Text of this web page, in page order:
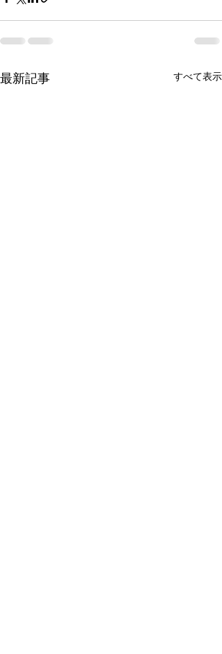
最新記事 すべて表示